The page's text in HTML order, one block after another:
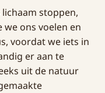
stoppen,
ons voelen en
voordat we iets in
er aan te
uit de natuur